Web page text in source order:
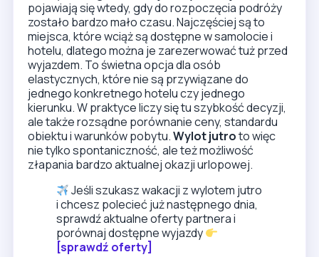
Jeśli szukasz wakacji z wylotem jutro
i chcesz polecieć już następnego dnia,
sprawdź aktualne oferty partnera i
porównaj dostępne wyjazdy
[sprawdź oferty]
Dla kogo wakacje z wylotem jutro będą
najlepsze
Nie każdy turysta chce planować wakacje kilka
miesięcy wcześniej.Wakacje z wylotem jutro
najlepiej sprawdzają się u osób, które mogą
szybko podjąć decyzję i są gotowe niemal od razu
ruszyć na lotnisko. To dobry wybór dla par, singli,
osób pracujących zdalnie, a czasem także dla
rodzin, które potrafią sprawnie zorganizować
wyjazd. W takich ofertach liczy się nie tylko cena,